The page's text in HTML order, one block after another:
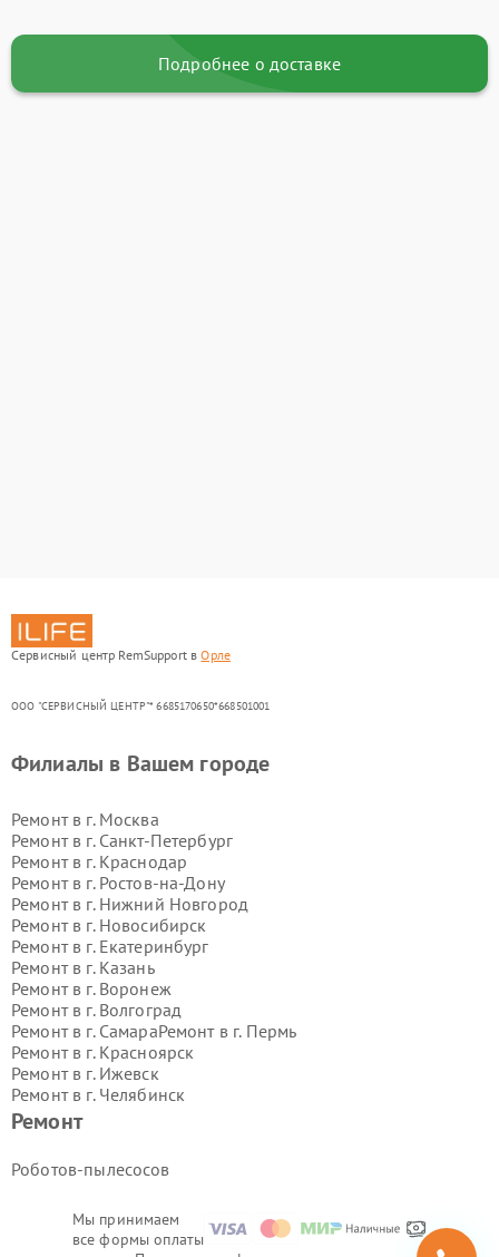
Подробнее о доставке
Сервисный центр RemSupport вОрле
ООО "СЕРВИСНЫЙ ЦЕНТР"* 6685170650*668501001
Мы принимаем
все формы оплаты
Ремонт
Роботов-пылесосов
Филиалы в Вашем городе
Ремонт в г. Москва
Ремонт в г. Санкт-Петербург
Ремонт в г. Краснодар
Ремонт в г. Ростов-на-Дону
Ремонт в г. Нижний Новгород
Ремонт в г. Новосибирск
Ремонт в г. Екатеринбург
Ремонт в г. Казань
Ремонт в г. Воронеж
Ремонт в г. Волгоград
Ремонт в г. СамараРемонт в г. Пермь
Ремонт в г. Красноярск
Ремонт в г. Ижевск
Ремонт в г. Челябинск
Ремонт в г.
Ремонт в г.
Ремонт в г.Саратов
Ремонт в г. Тольятти
Ремонт в г. Хабаровск